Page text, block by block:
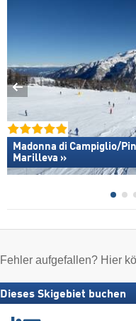
Madonna di Campiglio/​
Marilleva »
Fehler aufgefallen? Hier
Dieses Skigebiet buchen